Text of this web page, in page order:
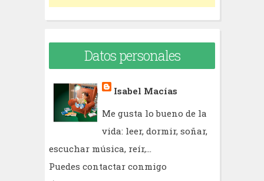
Datos personales
Isabel Macías
Me gusta lo bueno de la
vida: leer, dormir, soñar,
escuchar música, reír,...
Puedes contactar conmigo